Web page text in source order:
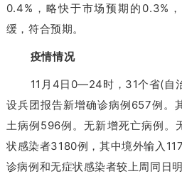
0.4%，略快于市场预期的0.3%
缓，符合预期。
疫情情况
11月4日0—24时，31个省(自
设兵团报告新增确诊病例657例。
土病例596例。无新增死亡病例。
状感染者3180例，其中境外输入
诊病例和无症状感染者较上周同日明